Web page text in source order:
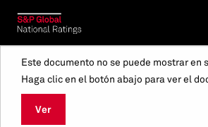
Este documento no se puede mostrar en
Haga clic en el botón abajo para ver el
Ver